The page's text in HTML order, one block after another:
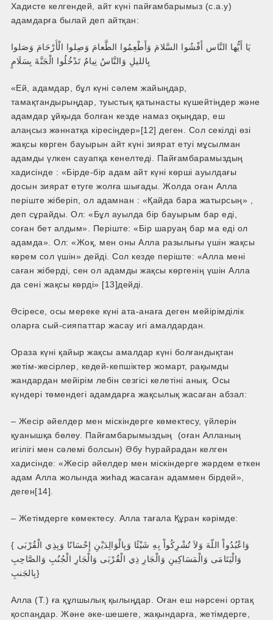
Хадисте келгендей, айт күні пайғамбарымыз (с.а.у)
адамдарға былай деп айтқан:
يَا أَيُّها النَّاس أَفْشُوا السَّلامَ وَأَطْعِمُوا الطَّعامَ وَصِلوا الْأَرْحَامَ وَصَلوا
بِالليلِ وَالنَّاسُ نِيامٌ تَدْخُلُوا الْجَنَّةَ بِسَلَامٍ
«Ей, адамдар, бұл күні сәлем жайыңдар,
тамақтандырыңдар, туыстық қатынасты күшейтіңдер және
адамдар ұйқыда болған кезде намаз оқыңдар, еш
алаңсыз жәннатқа кіресіңдер»[12] деген. Сол секілді өзі
жақсы көрген бауырын айт күні зиярат етуі мұсылман
адамды үлкен сауапқа кенелтеді. Пайғамбарамыздың
хадисінде : «Бірде-бір адам айт күні көрші ауылдағы
досын зиярат етуге жолға шығады. Жолда оған Алла
періште жіберіп, ол адамнан : «Қайда бара жатырсың» ,
деп сұрайды. Ол: «Бұл ауылда бір бауырым бар еді,
соған бет алдым». Періште: «Бір шаруаң бар ма еді ол
адамда». Ол: «Жоқ, мен оны Алла разылығы үшін жақсы
көрем сол үшін» дейді. Сол кезде періште: «Алла мені
саған жіберді, сен ол адамды жақсы көргенің үшін Алла
да сені жақсы көрді» [13]дейді.
Әсіресе, осы мереке күні ата-анаға деген мейірімділік
оларға сый-сияпаттар жасау игі амалдардан.
Ораза күні қайыр жақсы амалдар күні болғандықтан
жетім-жесірлер, кедей-кепшіктер жомарт, рақымды
жандардан мейірім лебін сезгісі келетіні анық. Осы
күндері төмендегі адамдарға жақсылық жасаған абзал:
– Жесір әйелдер мен міскіндерге көмектесу, үйлерін
қуанышқа бөлеу. Пайғамбарымыздың (оған Алланың
игілігі мен сәлемі болсын) Әбу Һурайрадан келген
хадисінде: «Жесір әйелдер мен міскіндерге жәрдем еткен
адам Алла жолында жиһад жасаған адаммен бірдей»,
деген[14].
– Жетімдерге көмектесу. Алла тағала Құран кәрімде:
{ وَاعْبُدُواْ اللّهَ وَلاَ تُشْرِكُواْ بِهِ شَيْئًا وَبِالْوَالِدَيْنِ إِحْسَانًا وَبِذِي الْقُرْبَى
وَالْيَتَامَى وَالْمَسَاكِينِ وَالْجَارِ ذِي الْقُرْبَى وَالْجَارِ الْجُنُبِ وَالصَّاحِبِ
بِالجَنبِ}
Алла (Т.) ға құлшылық қылыңдар. Оған еш нәрсені ортақ
қоспаңдар. Және әке-шешеге, жақындарға, жетімдерге,